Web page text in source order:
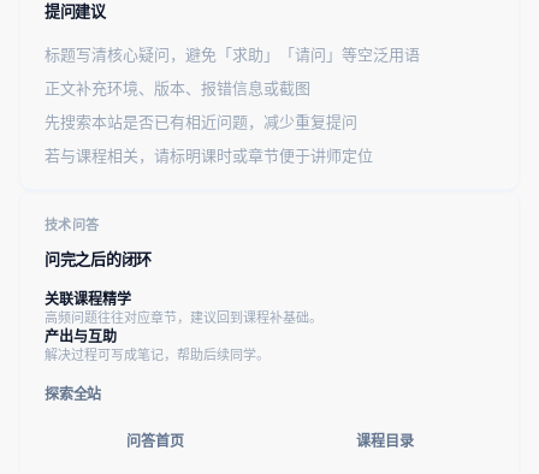
提问建议
标题写清核心疑问，避免「求助」「请问」等空泛用语
正文补充环境、版本、报错信息或截图
先搜索本站是否已有相近问题，减少重复提问
若与课程相关，请标明课时或章节便于讲师定位
技术问答
问完之后的闭环
关联课程精学
高频问题往往对应章节，建议回到课程补基础。
产出与互助
解决过程可写成笔记，帮助后续同学。
探索全站
问答首页 课程目录